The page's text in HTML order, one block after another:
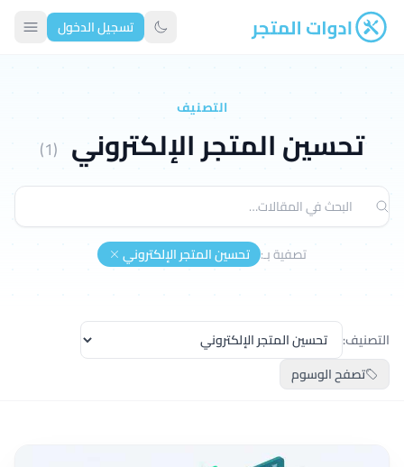
ادوات المتجر تبديل الوضع الداكن
تسجيل الدخول
التصنيف
تحسين المتجر الإلكتروني (1)
تصفية بـ: تحسين المتجر الإلكتروني
التصنيف:
تصفح الوسوم